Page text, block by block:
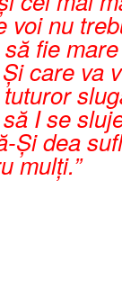
voi nu
fie
care va
I se
Şi dea
mulţi.”